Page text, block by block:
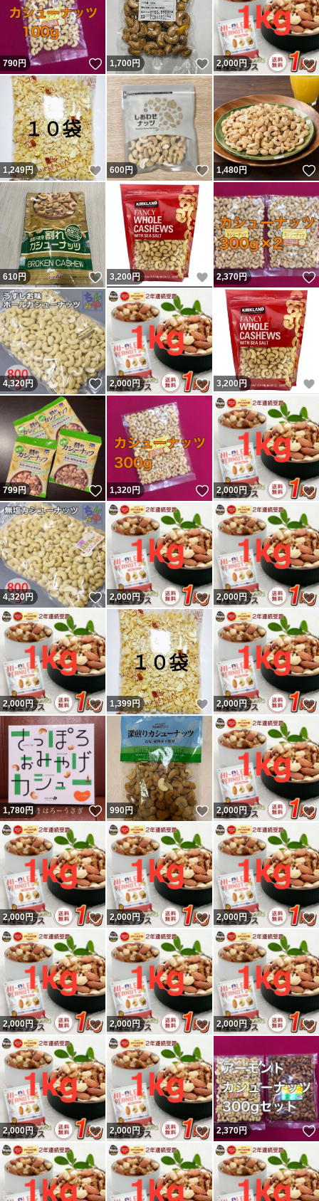
790円 いいね！
1,700円 いいね！
2,000円
1,249円 いいね！
600円 いいね！
1,480円
610円 いいね！
3,200円 いいね！
2,370円
4,320円 いいね！
2,000円 いいね！
3,200円
799円 いいね！
1,320円 いいね！
2,000円
4,320円 いいね！
2,000円 いいね！
2,000円
2,000円 いいね！
1,399円 いいね！
2,000円
1,780円 いいね！
990円 いいね！
2,000円
2,000円 いいね！
2,000円 いいね！
2,000円
2,000円 いいね！
2,000円 いいね！
2,000円
2,000円 いいね！
2,000円 いいね！
2,370円